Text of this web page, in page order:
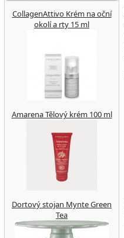
CollagenAttivo Krém na oční
okolí a rty 15 ml
Amarena Tělový krém 100 ml
Dortový stojan Mynte Green
Tea